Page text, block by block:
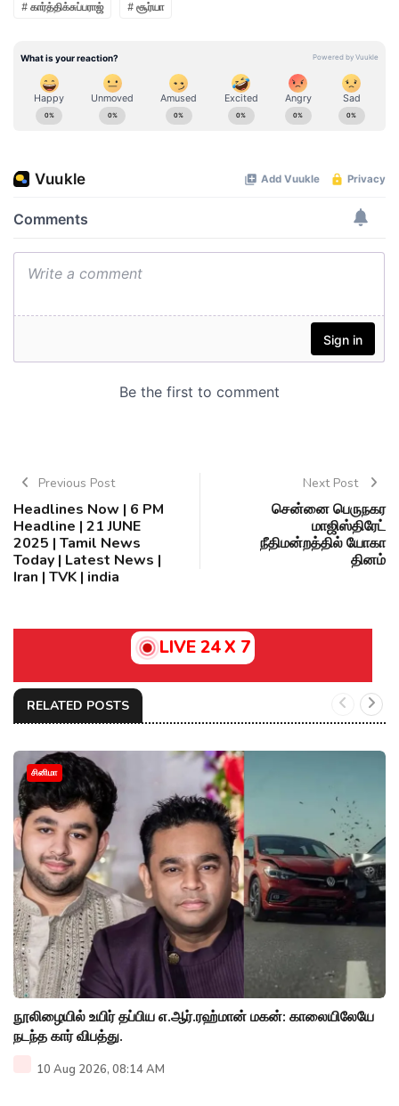
# கார்த்திக்சுப்பராஜ் # சூர்யா
Previous Post
Headlines Now | 6 PM
Headline | 21 JUNE
2025 | Tamil News
Today | Latest News |
Iran | TVK | india
Next Post
சென்னை பெருநகர
மாஜிஸ்திரேட்
நீதிமன்றத்தில் யோகா
தினம்
LIVE 24 X 7
RELATED POSTS
சினிமா
நூலிழையில் உயிர் தப்பிய எ.ஆர்.ரஹ்மான் மகன்: காலையிலேயே
நடந்த கார் விபத்து.
10 Aug 2026, 08:14 AM